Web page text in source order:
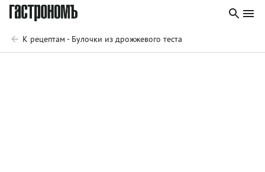
К рецептам - Булочки из дрожжевого теста